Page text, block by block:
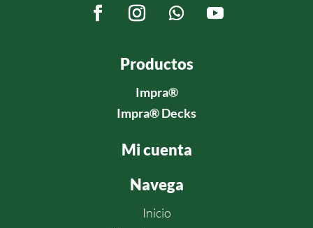
Productos
Impra®
Impra®Decks
Mi cuenta
Navega
Inicio